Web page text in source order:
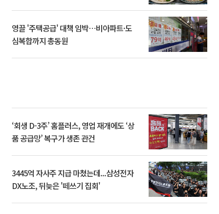
영끌 '주택공급' 대책 임박⋯비아파트·도
심복합까지 총동원
‘회생 D-3주’ 홈플러스, 영업 재개에도 ‘상
품 공급망’ 복구가 생존 관건
3445억 자사주 지급 마쳤는데...삼성전자
DX노조, 뒤늦은 '떼쓰기 집회'